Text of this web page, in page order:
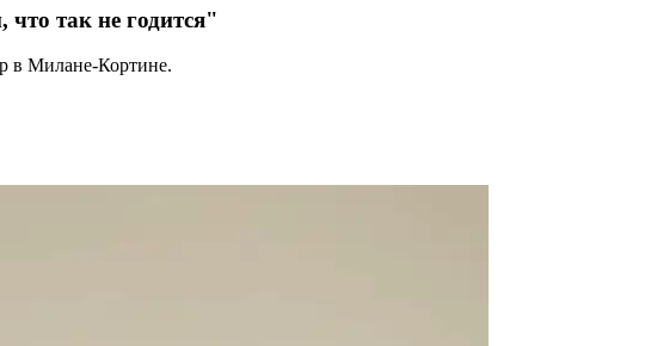
так не годится"
в Милане-Кортине.